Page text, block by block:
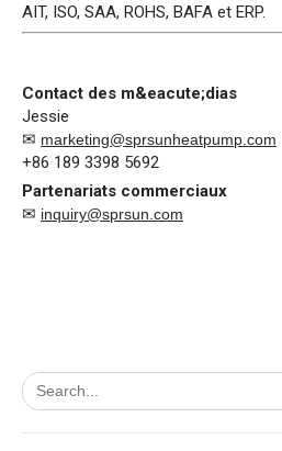
AIT, ISO, SAA, ROHS, BAFA et ERP.
Contact des m&eacute;dias
Jessie
✉ marketing@sprsunheatpump.com
+86 189 3398 5692
Partenariats commerciaux
✉ inquiry@sprsun.com